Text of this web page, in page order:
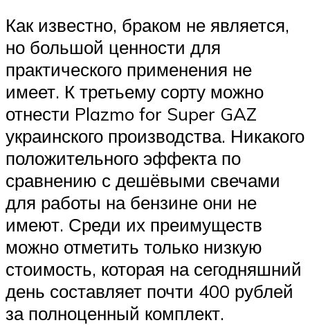
Как известно, браком не является,
но большой ценности для
практического применения не
имеет. К третьему сорту можно
отнести Plazmo for Super GAZ
украинского производства. Никакого
положительного эффекта по
сравнению с дешёвыми свечами
для работы на бензине они не
имеют. Среди их преимуществ
можно отметить только низкую
стоимость, которая на сегодняшний
день составляет почти 400 рублей
за полноценный комплект.